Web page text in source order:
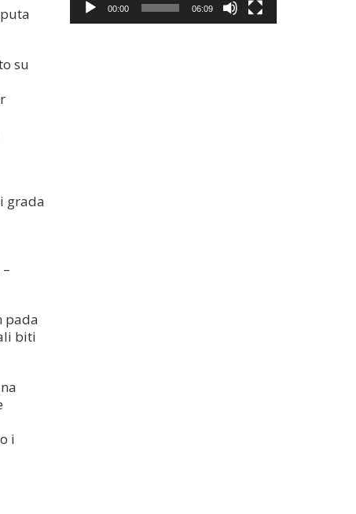
su
grada
pada
biti
i
00:00 06:09